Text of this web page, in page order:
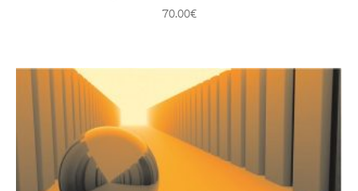
70.00€